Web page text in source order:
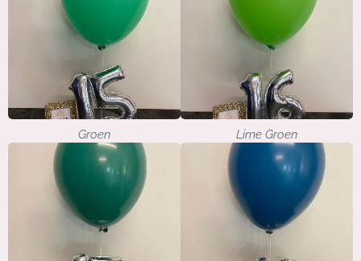
Groen Lime Groen